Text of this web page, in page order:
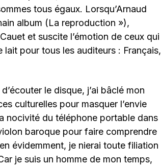
tous égaux. Lorsqu’Arnaud
album (La reproduction »),
et suscite l’émotion de ceux qui
lait pour tous les auditeurs : Français,
le disque, j’ai bâclé mon
culturelles pour masquer l’envie
nocivité du téléphone portable dans
baroque pour faire comprendre
évidemment, je nierai toute filiation
je suis un homme de mon temps,